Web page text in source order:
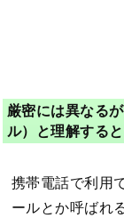
厳密には異なる
ル）と理解する
携帯電話で利用
ールとか呼ばれ